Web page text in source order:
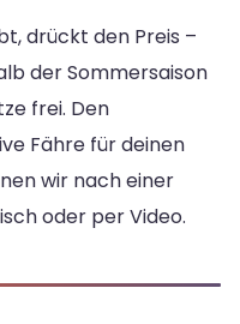
drückt den Preis –
der Sommersaison
frei. Den
Fähre für deinen
wir nach einer
oder per Video.